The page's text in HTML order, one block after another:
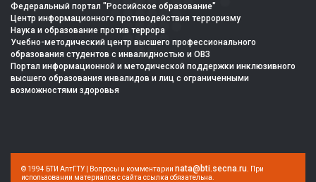
Федеральный портал "Российское образование"
Центр информационного противодействия терроризму
Наука и образование против террора
Учебно-методический центр высшего профессионального
образования студентов с инвалидностью и ОВЗ
Портал информационной и методической поддержки инклюзивного
высшего образования инвалидов и лиц с ограниченными
возможностями здоровья
© 1994 БТИ АлтГТУ | Вопросы и комментарии nata@bti.secna.ru . При
использовании материалов с сайта ссылка обязательна.